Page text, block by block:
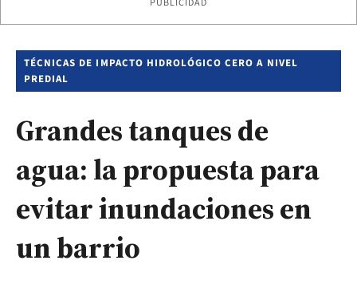
PUBLICIDAD
TÉCNICAS DE IMPACTO HIDROLÓGICO CERO A NIVEL
PREDIAL
Grandes tanques de
agua: la propuesta para
evitar inundaciones en
un barrio